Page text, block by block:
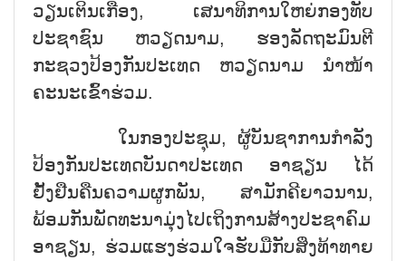
ວຽນເຕິນເກືອງ, ເສນາທິການໃຫຍ່ກອງທັບ
ປະຊາຊົນ ຫວຽດນາມ, ຮອງລັດຖະມົນຕີ
ກະຊວງປ້ອງກັນປະເທດ ຫວຽດນາມ ນຳໜ້າ
ຄະນະເຂົ້າຮ່ວມ.
ໃນກອງປະຊຸມ, ຜູ້ບັນຊາການກຳລັງ
ປ້ອງກັນປະເທດບັນດາປະເທດ ອາຊຽນ ໄດ້
ຢັ້ງຢືນຄືນຄວາມຜູກພັນ, ສາມັກຄີຍາວນານ,
ພ້ອມກັນພັດທະນາມຸ່ງໄປເຖິງການສ້າງປະຊາຄົມ
ອາຊຽນ, ຮ່ວມແຮງຮ່ວມໃຈຮັບມືກັບສິ່ງທ້າທາຍ